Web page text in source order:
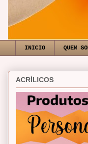
INICIO QUEM
ACRÍLICOS